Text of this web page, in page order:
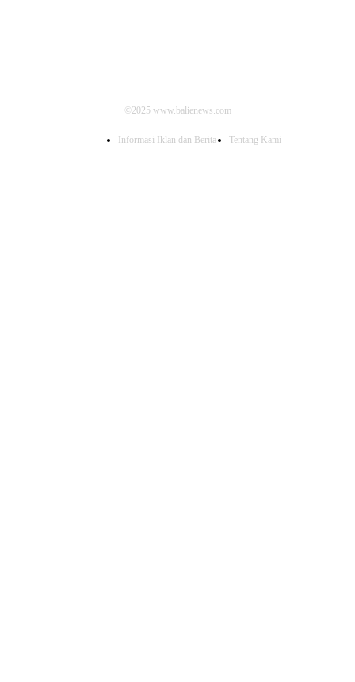
©2025 www.balienews.com
Informasi Iklan dan Berita Tentang Kami